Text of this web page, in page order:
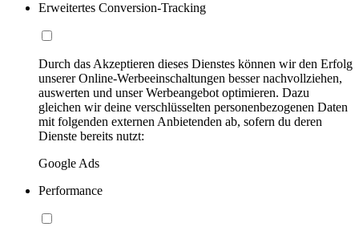
Erweitertes Conversion-Tracking
Durch das Akzeptieren dieses Dienstes können wir den Erfolg
unserer Online-Werbeeinschaltungen besser nachvollziehen,
auswerten und unser Werbeangebot optimieren. Dazu
gleichen wir deine verschlüsselten personenbezogenen Daten
mit folgenden externen Anbietenden ab, sofern du deren
Dienste bereits nutzt:
Google Ads
Performance